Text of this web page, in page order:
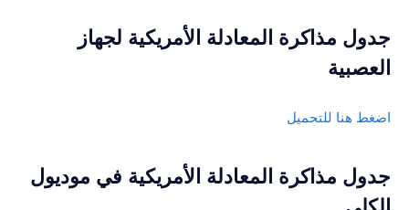
جدول مذاكرة المعادلة الأمريكية لجهاز
العصبية
اضغط هنا للتحميل
جدول مذاكرة المعادلة الأمريكية في موديول